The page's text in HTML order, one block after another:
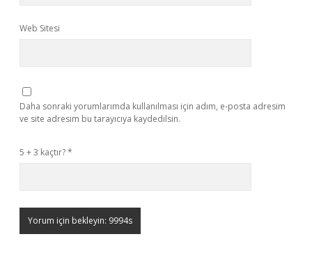
Web Sitesi
Daha sonraki yorumlarımda kullanılması için adım, e-posta adresim
ve site adresim bu tarayıcıya kaydedilsin.
5 + 3 kaçtır?*